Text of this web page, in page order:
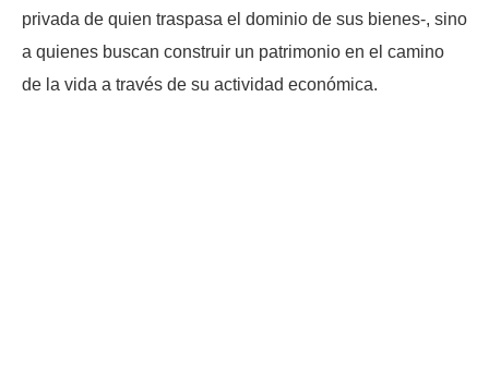
privada de quien traspasa el dominio de sus bienes-, sino
a quienes buscan construir un patrimonio en el camino
de la vida a través de su actividad económica.